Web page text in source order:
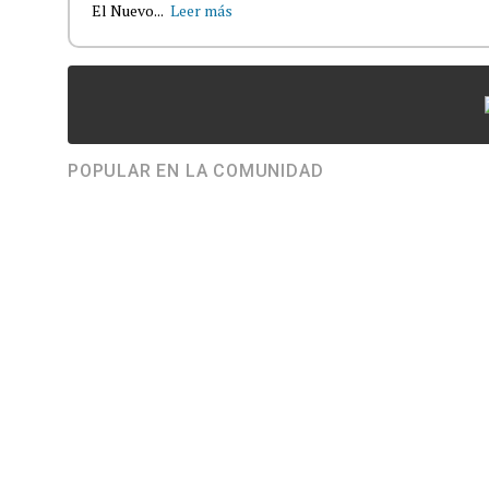
El Nuevo... Leer más
POPULAR EN LA COMUNIDAD